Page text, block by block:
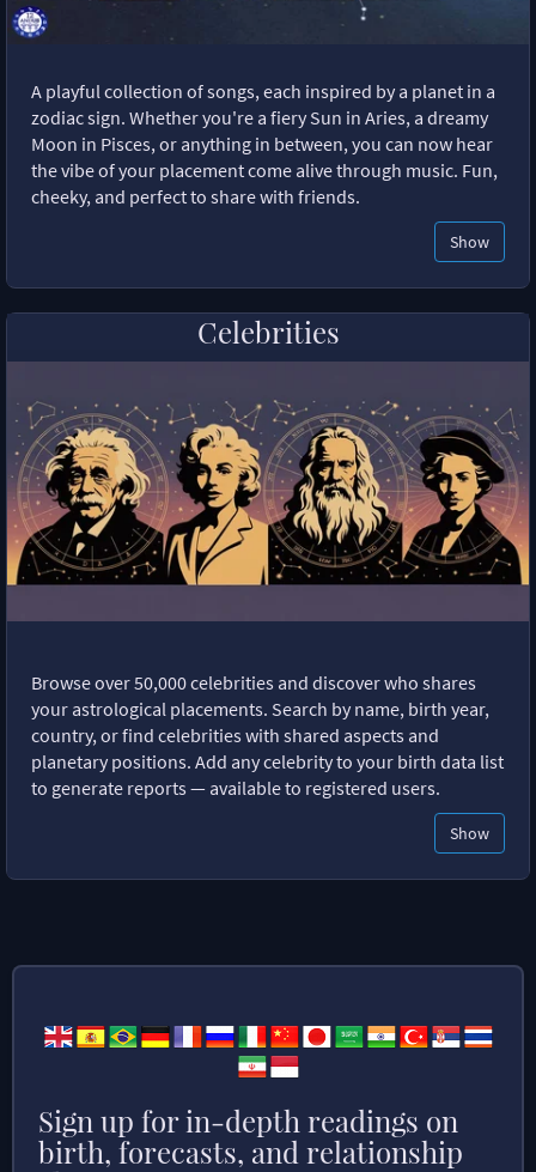
A playful collection of songs, each inspired by a planet in a
zodiac sign. Whether you're a fiery Sun in Aries, a dreamy
Moon in Pisces, or anything in between, you can now hear
the vibe of your placement come alive through music. Fun,
cheeky, and perfect to share with friends.
Show
Celebrities
Browse over 50,000 celebrities and discover who shares
your astrological placements. Search by name, birth year,
country, or find celebrities with shared aspects and
planetary positions. Add any celebrity to your birth data list
to generate reports — available to registered users.
Show
Sign up for in-depth readings on
birth, forecasts, and relationship